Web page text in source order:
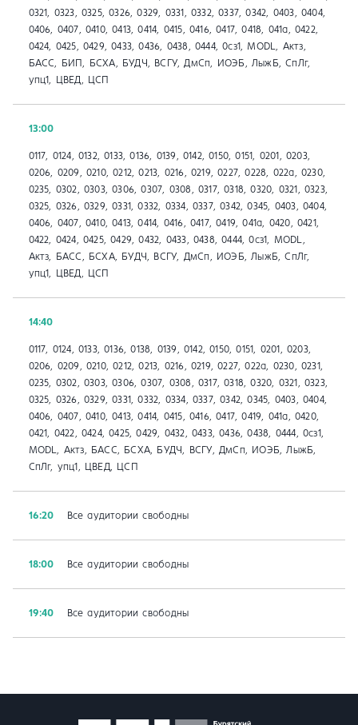
0321, 0323, 0325, 0326, 0329, 0331, 0332, 0337, 0342, 0403, 0404,
0406, 0407, 0410, 0413, 0414, 0415, 0416, 0417, 0418, 041a, 0422,
0424, 0425, 0429, 0433, 0436, 0438, 0444, 0сз1, MODL, Актз,
БАСС, БИП, БСХА, БУДЧ, ВСГУ, ДмСп, ИОЭБ, ЛыжБ, СпЛг,
упц1, ЦВЕД, ЦСП
13:00
0117, 0124, 0132, 0133, 0136, 0139, 0142, 0150, 0151, 0201, 0203,
0206, 0209, 0210, 0212, 0213, 0216, 0219, 0227, 0228, 022а, 0230,
0235, 0302, 0303, 0306, 0307, 0308, 0317, 0318, 0320, 0321, 0323,
0325, 0326, 0329, 0331, 0332, 0334, 0337, 0342, 0345, 0403, 0404,
0406, 0407, 0410, 0413, 0414, 0416, 0417, 0419, 041a, 0420, 0421,
0422, 0424, 0425, 0429, 0432, 0433, 0438, 0444, 0сз1, MODL,
Актз, БАСС, БСХА, БУДЧ, ВСГУ, ДмСп, ИОЭБ, ЛыжБ, СпЛг,
упц1, ЦВЕД, ЦСП
14:40
0117, 0124, 0133, 0136, 0138, 0139, 0142, 0150, 0151, 0201, 0203,
0206, 0209, 0210, 0212, 0213, 0216, 0219, 0227, 022а, 0230, 0231,
0235, 0302, 0303, 0306, 0307, 0308, 0317, 0318, 0320, 0321, 0323,
0325, 0326, 0329, 0331, 0332, 0334, 0337, 0342, 0345, 0403, 0404,
0406, 0407, 0410, 0413, 0414, 0415, 0416, 0417, 0419, 041a, 0420,
0421, 0422, 0424, 0425, 0429, 0432, 0433, 0436, 0438, 0444, 0сз1,
MODL, Актз, БАСС, БСХА, БУДЧ, ВСГУ, ДмСп, ИОЭБ, ЛыжБ,
СпЛг, упц1, ЦВЕД, ЦСП
16:20 Все аудитории свободны
18:00 Все аудитории свободны
19:40 Все аудитории свободны